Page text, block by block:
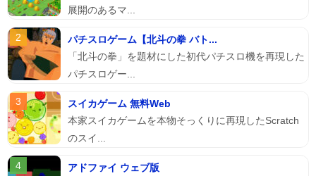
展開のあるマ...
パチスロゲーム【北斗の拳 バト...
「北斗の拳」を題材にした初代パチスロ機を再現した
パチスロゲー...
スイカゲーム 無料Web
本家スイカゲームを本物そっくりに再現したScratch
のスイ...
アドファイ ウェブ版